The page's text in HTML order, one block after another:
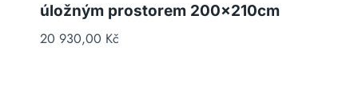
úložným prostorem 200x210cm
20 930,00 Kč